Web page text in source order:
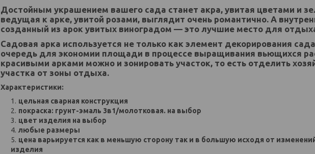
Достойным украшением вашего сада станет акра, увитая цветами и
ведущая к арке, увитой розами, выглядит очень романтично. А
созданный из арок увитых виноградом — это лучшие место для
Садовая арка используется не только как элемент декорирования
очередь для экономии площади в процессе выращивания вьющихся
красивыми арками можно и зонировать участок, то есть отделить
участка от зоны отдыха.
Характеристики:
цельная сварная конструкция
покраска: грунт-эмаль 3в1/молотковая. на выбор
цвет изделия на выбор
любые размеры
цена варьируется как в меньшую сторону так и в большую исходя от
изделия